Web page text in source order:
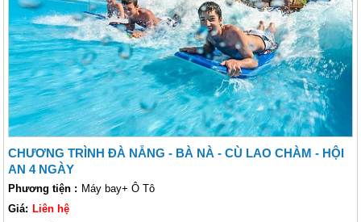
nghiệm câu mực đêm cùng ngư dân trên biển hay nghe sóng vỗ miên
man giữa biển trời bao la. Một chuyến trải nghiệm Đà Nẵng tới đây chắc
chắn sẽ để lại cho bạn những ấn tượng tốt khó phai.
CHƯƠNG TRÌNH ĐÀ NẴNG - BÀ NÀ - CÙ LAO CHÀM - HỘI
AN 4 NGÀY
Phương tiện : Máy bay+ Ô Tô
Giá: Liên hệ